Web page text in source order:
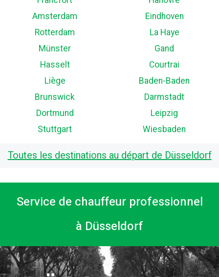
Amsterdam
Eindhoven
Rotterdam
La Haye
Münster
Gand
Hasselt
Courtrai
Liège
Baden-Baden
Brunswick
Darmstadt
Dortmund
Leipzig
Stuttgart
Wiesbaden
Toutes les destinations au départ de Düsseldorf
Service de chauffeur professionnel
à Düsseldorf